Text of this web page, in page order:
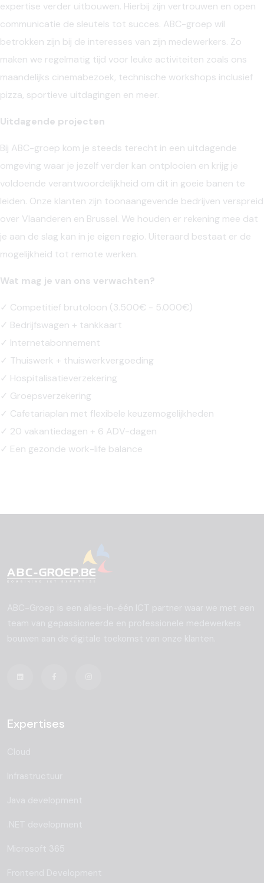
expertise verder uitbouwen. Hierbij zijn vertrouwen en open
communicatie de sleutels tot succes. ABC-groep wil
betrokken zijn bij de interesses van zijn medewerkers. Zo
maken we regelmatig tijd voor leuke activiteiten zoals ons
maandelijks cinemabezoek, technische workshops inclusief
pizza, sportieve uitdagingen en meer.
Uitdagende projecten
Bij ABC-groep kom je steeds terecht in een uitdagende
omgeving waar je jezelf verder kan ontplooien en krijg je
voldoende verantwoordelijkheid om dit in goeie banen te
leiden. Onze klanten zijn toonaangevende bedrijven verspreid
over Vlaanderen en Brussel. We houden er rekening mee dat
je aan de slag kan in je eigen regio. Uiteraard bestaat er de
mogelijkheid tot remote werken.
Wat mag je van ons verwachten?
✓ Competitief brutoloon (3.500€ - 5.000€)
✓ Bedrijfswagen + tankkaart
✓ Internetabonnement
✓ Thuiswerk + thuiswerkvergoeding
✓ Hospitalisatieverzekering
✓ Groepsverzekering
✓ Cafetariaplan met flexibele keuzemogelijkheden
✓ 20 vakantiedagen + 6 ADV-dagen
✓ Een gezonde work-life balance
Expertises